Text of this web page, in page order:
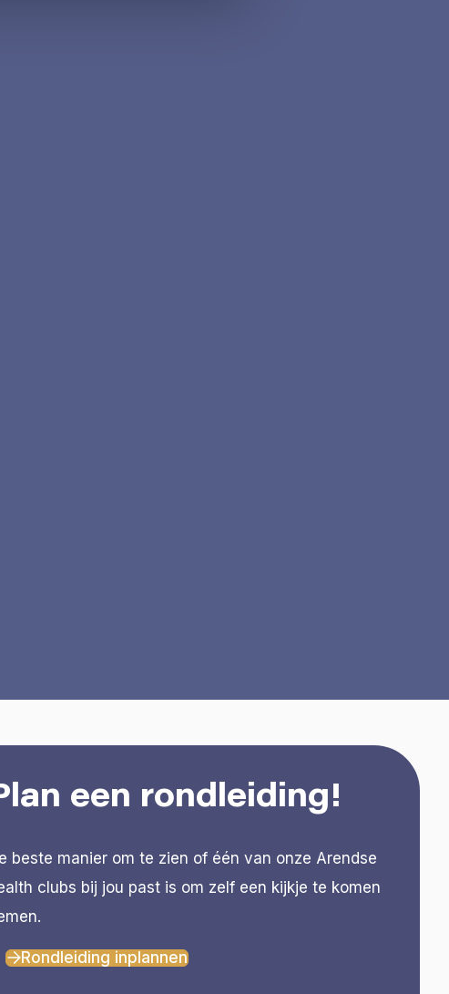
een rondleiding!
beste manier om te zien of één van onze Arendse
clubs bij jou past is om zelf een kijkje te komen
Rondleiding inplannen